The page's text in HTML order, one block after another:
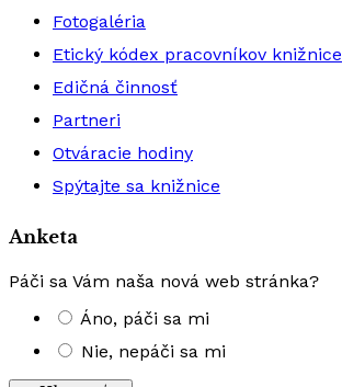
Fotogaléria
Etický kódex pracovníkov knižnice
Edičná činnosť
Partneri
Otváracie hodiny
Spýtajte sa knižnice
Anketa
Páči sa Vám naša nová web stránka?
Áno, páči sa mi
Nie, nepáči sa mi